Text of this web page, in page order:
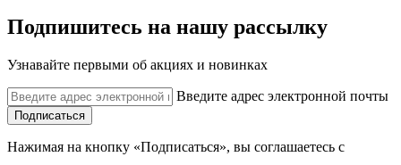
Подпишитесь на нашу рассылку
Узнавайте первыми об акциях и новинках
Введите адрес электронной почты
Подписаться
Нажимая на кнопку «Подписаться», вы соглашаетесь с